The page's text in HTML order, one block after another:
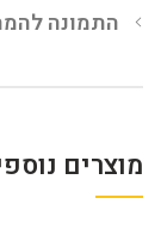
התמונה
מוצרים